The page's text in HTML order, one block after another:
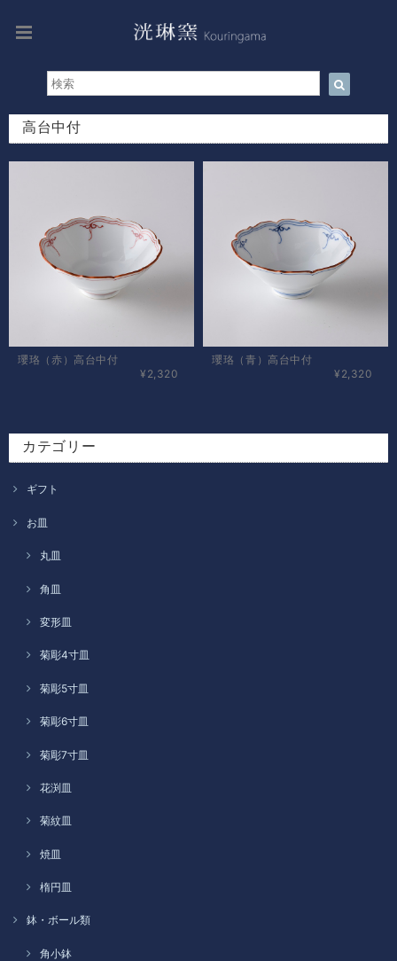
高台中付
瓔珞（赤）高台中付
¥2,320
瓔珞（青）高台中付
¥2,320
カテゴリー
ギフト
お皿
丸皿
角皿
変形皿
菊彫4寸皿
菊彫5寸皿
菊彫6寸皿
菊彫7寸皿
花渕皿
菊紋皿
焼皿
楕円皿
鉢・ボール類
角小鉢